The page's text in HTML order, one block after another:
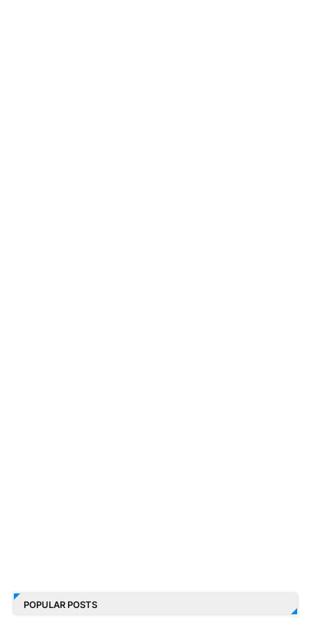
POPULAR POSTS